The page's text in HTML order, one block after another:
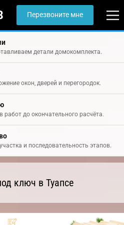
Перезвоните мне
детали домокомплекта.
окон, дверей и перегородок.
до окончательного расчёта.
и последовательность этапов.
ключ в Туапсе